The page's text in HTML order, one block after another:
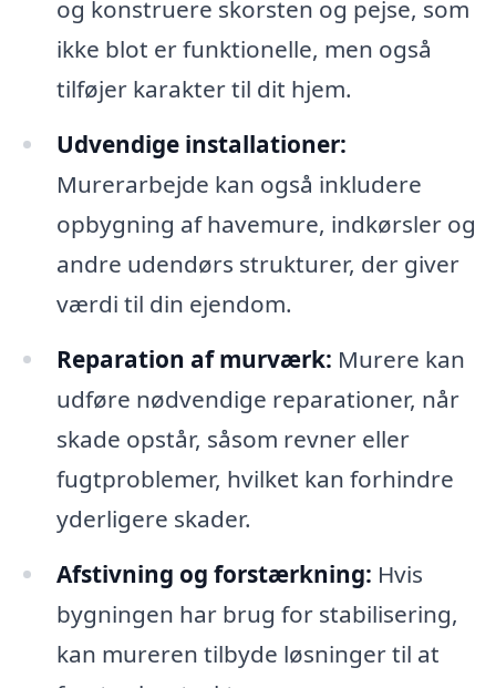
og konstruere skorsten og pejse, som
ikke blot er funktionelle, men også
tilføjer karakter til dit hjem.
Udvendige installationer:
Murerarbejde kan også inkludere
opbygning af havemure, indkørsler og
andre udendørs strukturer, der giver
værdi til din ejendom.
Reparation af murværk: Murere kan
udføre nødvendige reparationer, når
skade opstår, såsom revner eller
fugtproblemer, hvilket kan forhindre
yderligere skader.
Afstivning og forstærkning: Hvis
bygningen har brug for stabilisering,
kan mureren tilbyde løsninger til at